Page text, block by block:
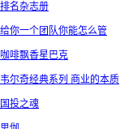
排名杂志册
给你一个团队你能怎么管
咖啡飘香星巴克
韦尔奇经典系列 商业的本质
国投之魂